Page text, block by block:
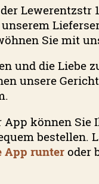
Lewerentzstr
Sie mit
und die Liebe
unsere
können Sie
bestellen.
App runter oder